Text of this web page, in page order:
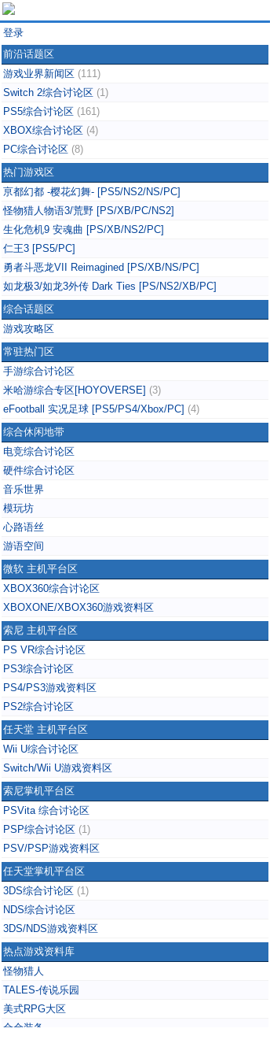
登录
前沿话题区
游戏业界新闻区 (111)
Switch 2综合讨论区 (1)
PS5综合讨论区 (161)
XBOX综合讨论区 (4)
PC综合讨论区 (8)
热门游戏区
亰都幻都 -樱花幻舞- [PS5/NS2/NS/PC]
怪物猎人物语3/荒野 [PS/XB/PC/NS2]
生化危机9 安魂曲 [PS/XB/NS2/PC]
仁王3 [PS5/PC]
勇者斗恶龙VII Reimagined [PS/XB/NS/PC]
如龙极3/如龙3外传 Dark Ties [PS/NS2/XB/PC]
综合话题区
游戏攻略区
常驻热门区
手游综合讨论区
米哈游综合专区[HOYOVERSE] (3)
eFootball 实况足球 [PS5/PS4/Xbox/PC] (4)
综合休闲地带
电竞综合讨论区
硬件综合讨论区
音乐世界
模玩坊
心路语丝
游语空间
微软 主机平台区
XBOX360综合讨论区
XBOXONE/XBOX360游戏资料区
索尼 主机平台区
PS VR综合讨论区
PS3综合讨论区
PS4/PS3游戏资料区
PS2综合讨论区
任天堂 主机平台区
Wii U综合讨论区
Switch/Wii U游戏资料区
索尼掌机平台区
PSVita 综合讨论区
PSP综合讨论区 (1)
PSV/PSP游戏资料区
任天堂掌机平台区
3DS综合讨论区 (1)
NDS综合讨论区
3DS/NDS游戏资料区
热点游戏资料库
怪物猎人
TALES-传说乐园
美式RPG大区
合金装备